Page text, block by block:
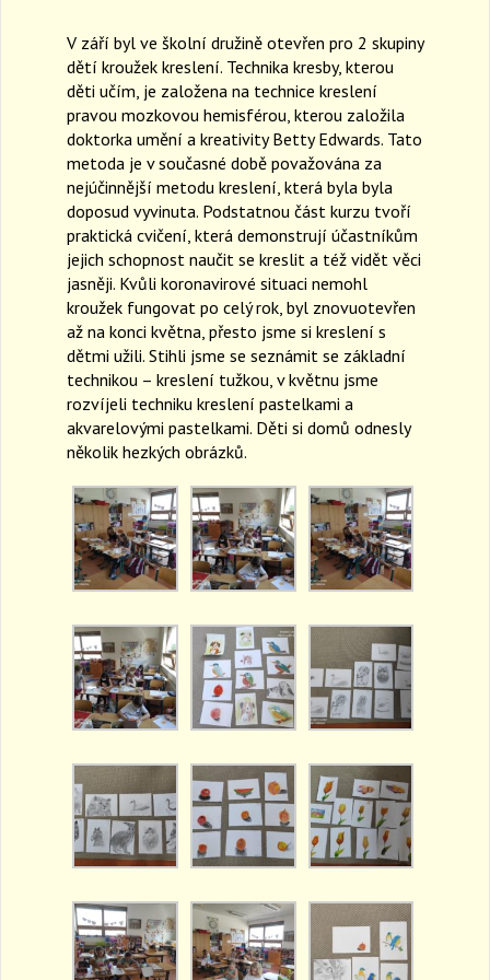
V září byl ve školní družině otevřen pro 2 skupiny
dětí kroužek kreslení. Technika kresby, kterou
děti učím, je založena na technice kreslení
pravou mozkovou hemisférou, kterou založila
doktorka umění a kreativity Betty Edwards. Tato
metoda je v současné době považována za
nejúčinnější metodu kreslení, která byla byla
doposud vyvinuta. Podstatnou část kurzu tvoří
praktická cvičení, která demonstrují účastníkům
jejich schopnost naučit se kreslit a též vidět věci
jasněji. Kvůli koronavirové situaci nemohl
kroužek fungovat po celý rok, byl znovuotevřen
až na konci května, přesto jsme si kreslení s
dětmi užili. Stihli jsme se seznámit se základní
technikou – kreslení tužkou, v květnu jsme
rozvíjeli techniku kreslení pastelkami a
akvarelovými pastelkami. Děti si domů odnesly
několik hezkých obrázků.